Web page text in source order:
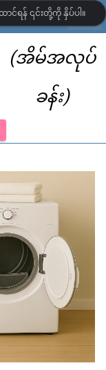
ေါဟာရ settings
(အိမ်အလုပ်
ခန်း)
ေါ်မှု
ာင်ရန် ၎င်းတို့ကို နှိပ်ပါ။